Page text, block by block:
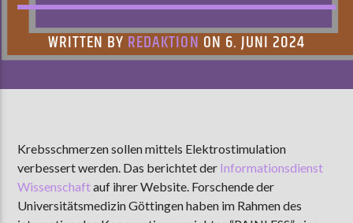
AKTUELLE SENDUNG
WRITTEN BY REDAKTION ON 6. JUNI 2024
Krebsschmerzen sollen mittels Elektrostimulation
verbessert werden. Das berichtet der Informationsdienst
Wissenschaftauf ihrer Website. Forschende der
Universitätsmedizin Göttingen haben im Rahmen des